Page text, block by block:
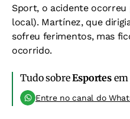
Sport, o acidente
local). Martínez, que
sofreu ferimentos, mas
ocorrido.
Tudo sobreEsportesem
Entre no canal do